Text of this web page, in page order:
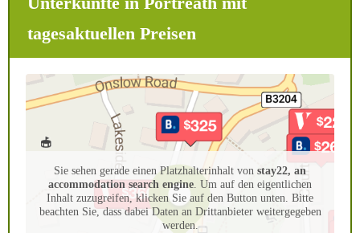
tagesaktuellen Preisen
Sie sehen gerade einen Platzhalterinhalt von stay22, an
accommodation search engine. Um auf den eigentlichen
Inhalt zuzugreifen, klicken Sie auf den Button unten. Bitte
beachten Sie, dass dabei Daten an Drittanbieter weitergegeben
werden.